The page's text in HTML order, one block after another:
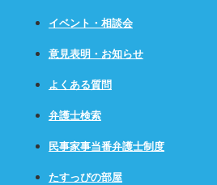
イベント・相談会
意見表明・お知らせ
よくある質問
弁護士検索
民事家事当番弁護士制度
たすっぴの部屋